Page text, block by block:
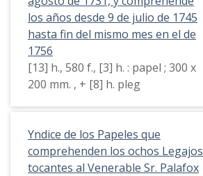
los años desde 9 de julio de 1745
hasta fin del mismo mes en el de
1756
[13] h., 580 f., [3] h. : papel ; 300 x
200 mm. , + [8] h. pleg
Yndice de los Papeles que
comprehenden los ochos Legajos
tocantes al Venerable Sr. Palafox